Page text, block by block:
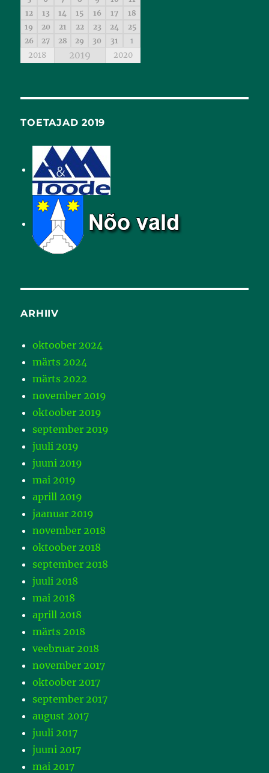
12
13 14 15 16 17
18
19
20 21 22 23 24
25
26
27 28 29 30 31 1
2018 2019 2020
TOETAJAD 2019
ARHIIV
oktoober 2024
märts 2024
märts 2022
november 2019
oktoober 2019
september 2019
juuli 2019
juuni 2019
mai 2019
aprill 2019
jaanuar 2019
november 2018
oktoober 2018
september 2018
juuli 2018
mai 2018
aprill 2018
märts 2018
veebruar 2018
november 2017
oktoober 2017
september 2017
august 2017
juuli 2017
juuni 2017
mai 2017